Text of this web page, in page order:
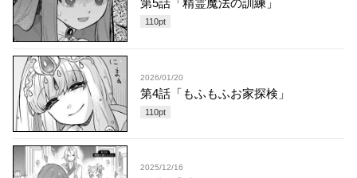
第5話「精霊魔法の訓練」
110pt
2026/01/20
第4話「もふもふお家探検」
110pt
2025/12/16